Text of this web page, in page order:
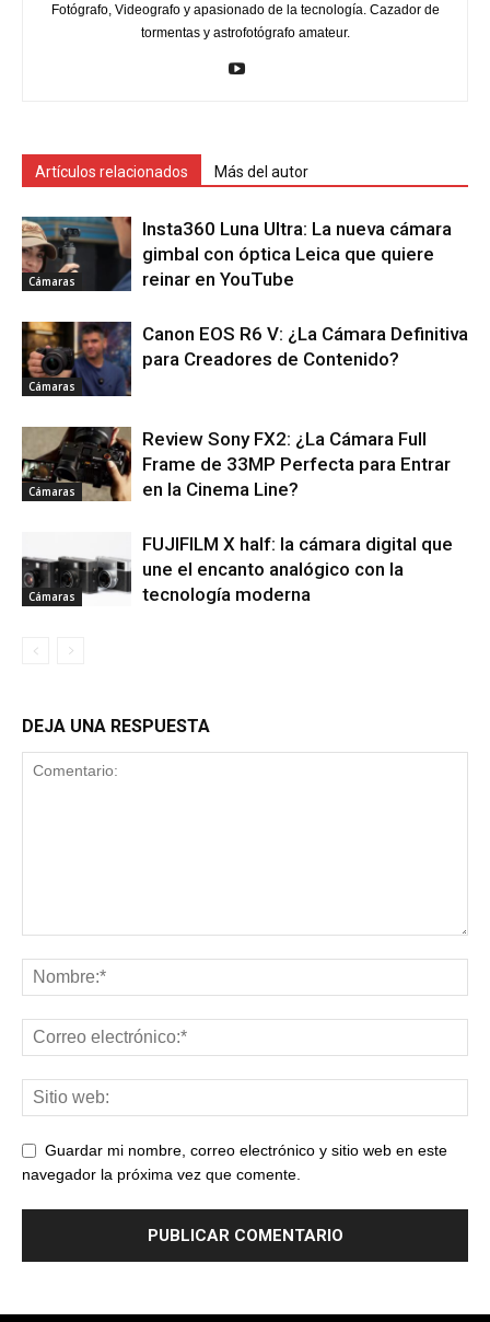
Fotógrafo, Videografo y apasionado de la tecnología. Cazador de
tormentas y astrofotógrafo amateur.
Artículos relacionados Más del autor
Cámaras
Insta360 Luna Ultra: La nueva cámara
gimbal con óptica Leica que quiere
reinar en YouTube
Cámaras
Canon EOS R6 V: ¿La Cámara Definitiva
para Creadores de Contenido?
Cámaras
Review Sony FX2: ¿La Cámara Full
Frame de 33MP Perfecta para Entrar
en la Cinema Line?
Cámaras
FUJIFILM X half: la cámara digital que
une el encanto analógico con la
tecnología moderna
DEJA UNA RESPUESTA
Guardar mi nombre, correo electrónico y sitio web en este
navegador la próxima vez que comente.